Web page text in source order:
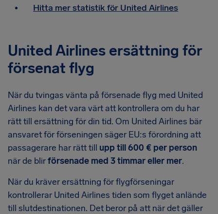
Hitta mer statistik för United Airlines
United Airlines ersättning för
försenat flyg
När du tvingas vänta på försenade flyg med United
Airlines kan det vara värt att kontrollera om du har
rätt till ersättning för din tid. Om United Airlines bär
ansvaret för förseningen säger EU:s förordning att
passagerare har rätt till upp till 600 € per person
när de blirförsenade med 3 timmar eller mer.
När du kräver ersättning för flygförseningar
kontrollerar United Airlines tiden som flyget anlände
till slutdestinationen. Det beror på att när det gäller